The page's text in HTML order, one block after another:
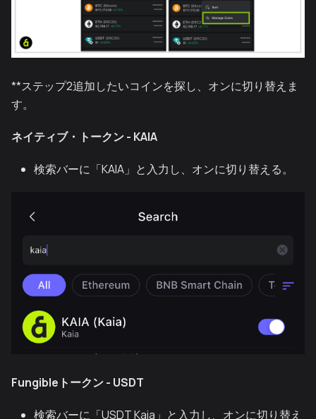
**ステップ2追加したいコインを探し、オンに切り替えま
す。
ネイティブ・トークン - KAIA
検索バーに「KAIA」と入力し、オンに切り替える。
Fungibleトークン - USDT
検索バーに「USDT Kaia」と入力し、オンに切り替え